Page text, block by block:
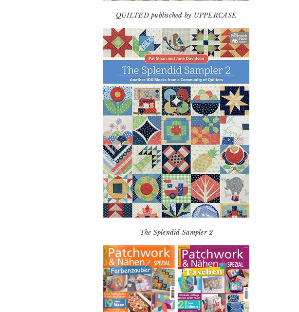
QUILTED publisched by UPPERCASE
The Splendid Sampler 2